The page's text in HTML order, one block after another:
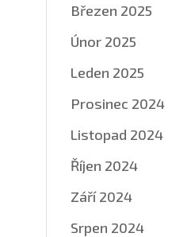
Březen 2025
Únor 2025
Leden 2025
Prosinec 2024
Listopad 2024
Říjen 2024
Září 2024
Srpen 2024